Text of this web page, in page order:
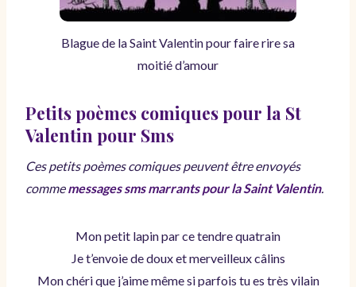
Blague de la Saint Valentin pour faire rire sa
moitié d’amour
Petits poèmes comiques pour la St
Valentin pour Sms
Ces petits poèmes comiques peuvent être envoyés
commemessages sms marrants pour la Saint Valentin.
Mon petit lapin par ce tendre quatrain
Je t’envoie de doux et merveilleux câlins
Mon chéri que j’aime même si parfois tu es très vilain